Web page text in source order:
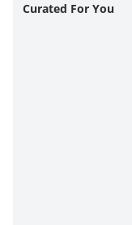
Curated For You